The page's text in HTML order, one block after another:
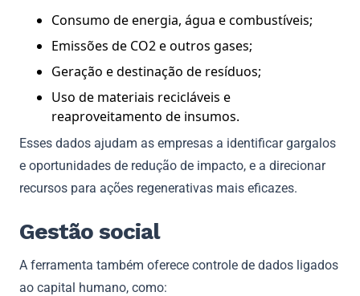
Consumo de energia, água e combustíveis;
Emissões de CO2 e outros gases;
Geração e destinação de resíduos;
Uso de materiais recicláveis e
reaproveitamento de insumos.
Esses dados ajudam as empresas a identificar gargalos
e oportunidades de redução de impacto, e a direcionar
recursos para ações regenerativas mais eficazes.
Gestão social
A ferramenta também oferece controle de dados ligados
ao capital humano, como: